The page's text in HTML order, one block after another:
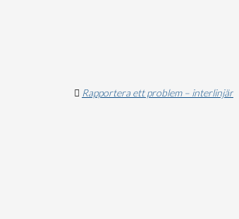
Rapportera ett problem – interlinjär